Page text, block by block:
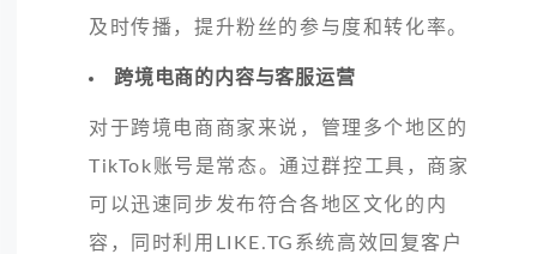
及时传播，提升粉丝的参与度和转化率。
跨境电商的内容与客服运营
对于跨境电商商家来说，管理多个地区的
TikTok账号是常态。通过群控工具，商家
可以迅速同步发布符合各地区文化的内
容，同时利用LIKE.TG系统高效回复客户